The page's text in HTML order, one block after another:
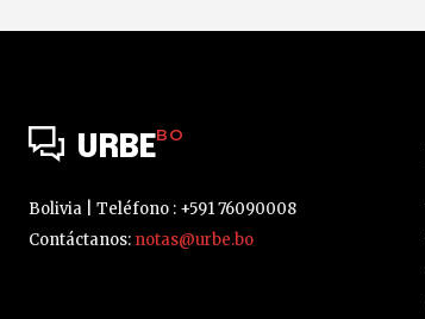
URBEBO
Bolivia | Teléfono : +591 76090008
Contáctanos: notas@urbe.bo